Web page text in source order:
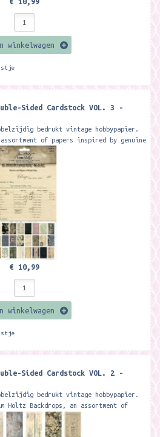
winkelwagen
Sided Cardstock VOL. 3 -
bedrukt vintage hobbypapier.
of papers inspired by genuine
€ 10,99
winkelwagen
Sided Cardstock VOL. 2 -
bedrukt vintage hobbypapier.
Holtz Backdrops, an assortment of